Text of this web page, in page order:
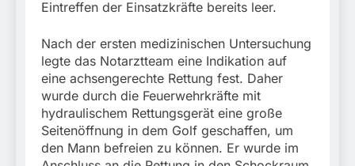
Eintreffen der Einsatzkräfte bereits leer.
Nach der ersten medizinischen Untersuchung
legte das Notarztteam eine Indikation auf
eine achsengerechte Rettung fest. Daher
wurde durch die Feuerwehrkräfte mit
hydraulischem Rettungsgerät eine große
Seitenöffnung in dem Golf geschaffen, um
den Mann befreien zu können. Er wurde im